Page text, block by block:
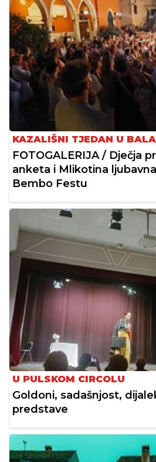
KAZALIŠNI TJEDAN U
FOTOGALERIJA / Dječja
anketa i Mlikotina
Bembo Festu
U PULSKOM CIRCOLU
Goldoni, sadašnjost,
predstave